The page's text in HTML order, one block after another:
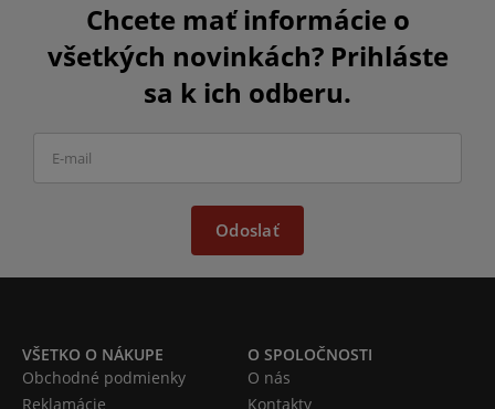
Chcete mať informácie o
všetkých novinkách? Prihláste
sa k ich odberu.
Odoslať
VŠETKO O NÁKUPE
Obchodné podmienky
Reklamácie
O SPOLOČNOSTI
O nás
Kontakty